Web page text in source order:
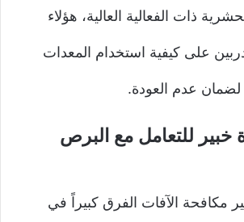
ذات الفعالية العالية، هؤلاء
على كيفية استخدام المعدات
عدم العودة.
خبير للتعامل مع البرص
مكافحة الآفات الفرق كبيراً في